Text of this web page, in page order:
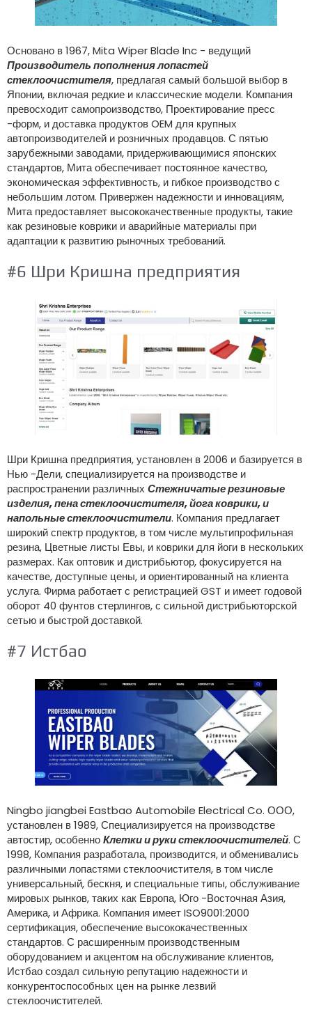
Основано в 1967, Mita Wiper Blade Inc - ведущий
Производитель пополнения лопастей
стеклоочистителя, предлагая самый большой выбор в
Японии, включая редкие и классические модели. Компания
превосходит самопроизводство, Проектирование пресс
-форм, и доставка продуктов OEM для крупных
автопроизводителей и розничных продавцов. С пятью
зарубежными заводами, придерживающимися японских
стандартов, Мита обеспечивает постоянное качество,
экономическая эффективность, и гибкое производство с
небольшим лотом. Привержен надежности и инновациям,
Мита предоставляет высококачественные продукты, такие
как резиновые коврики и аварийные материалы при
адаптации к развитию рыночных требований.
#6 Шри Кришна предприятия
Шри Кришна предприятия, установлен в 2006 и базируется в
Нью -Дели, специализируется на производстве и
распространении различных Стежничатые резиновые
изделия, пена стеклоочистителя, йога коврики, и
напольные стеклоочистители. Компания предлагает
широкий спектр продуктов, в том числе мультипрофильная
резина, Цветные листы Евы, и коврики для йоги в нескольких
размерах. Как оптовик и дистрибьютор, фокусируется на
качестве, доступные цены, и ориентированный на клиента
услуга. Фирма работает с регистрацией GST и имеет годовой
оборот 40 фунтов стерлингов, с сильной дистрибьюторской
сетью и быстрой доставкой.
#7 Истбао
Ningbo jiangbei Eastbao Automobile Electrical Co. ООО,
установлен в 1989, Специализируется на производстве
автостир, особенноКлетки и руки стеклоочистителей. С
1998, Компания разработала, производится, и обменивались
различными лопастями стеклоочистителя, в том числе
универсальный, бескня, и специальные типы, обслуживание
мировых рынков, таких как Европа, Юго -Восточная Азия,
Америка, и Африка. Компания имеет ISO9001:2000
сертификация, обеспечение высококачественных
стандартов. С расширенным производственным
оборудованием и акцентом на обслуживание клиентов,
Истбао создал сильную репутацию надежности и
конкурентоспособных цен на рынке лезвий
стеклоочистителей.